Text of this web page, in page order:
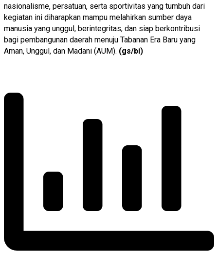
nasionalisme, persatuan, serta sportivitas yang tumbuh dari
kegiatan ini diharapkan mampu melahirkan sumber daya
manusia yang unggul, berintegritas, dan siap berkontribusi
bagi pembangunan daerah menuju Tabanan Era Baru yang
Aman, Unggul, dan Madani (AUM). (gs/bi)